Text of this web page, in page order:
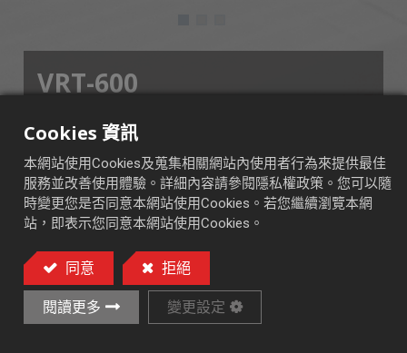
VRT-600
立式旋轉台式平面磨床
■ CNC 控制系統 (OPT.)
加入詢價車
Cookies 資訊
本網站使用Cookies及蒐集相關網站內使用者行為來提供最佳
服務並改善使用體驗。詳細內容請參閱隱私權政策。您可以隨
時變更您是否同意本網站使用Cookies。若您繼續瀏覽本網
站，即表示您同意本網站使用Cookies。
同意 拒絕
閱讀更多 變更設定